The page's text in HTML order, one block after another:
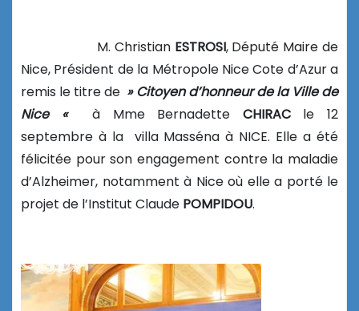
M. Christian ESTROSI, Député Maire de
Nice, Président de la Métropole Nice Cote d’Azur a
remis le titre de » Citoyen d’honneur de la Ville de
Nice «
à Mme Bernadette CHIRACle 12
septembre à la villa Masséna à NICE. Elle a été
félicitée pour son engagement contre la maladie
d’Alzheimer, notamment à Nice où elle a porté le
projet de l’Institut Claude POMPIDOU.